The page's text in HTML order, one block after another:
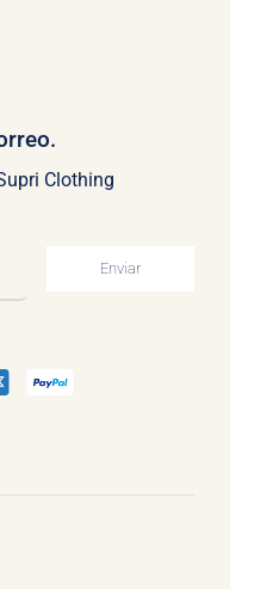
Clothing
Enviar